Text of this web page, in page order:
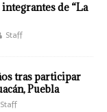
de “La
Staff
tras participar
Puebla
Staff